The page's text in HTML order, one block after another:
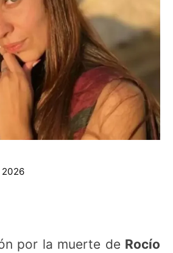
2026
por la muerte de Rocío